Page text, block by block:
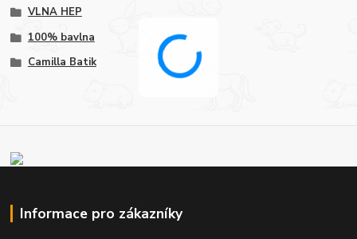
VLNA HEP
100% bavlna
Camilla Batik
Informace pro zákazníky